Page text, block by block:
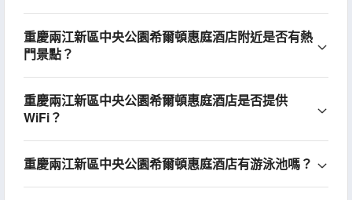
重慶兩江新區中央公園希爾頓惠庭酒店附近是否有熱
門景點？
重慶兩江新區中央公園希爾頓惠庭酒店是否提供
WiFi？
重慶兩江新區中央公園希爾頓惠庭酒店有游泳池嗎？